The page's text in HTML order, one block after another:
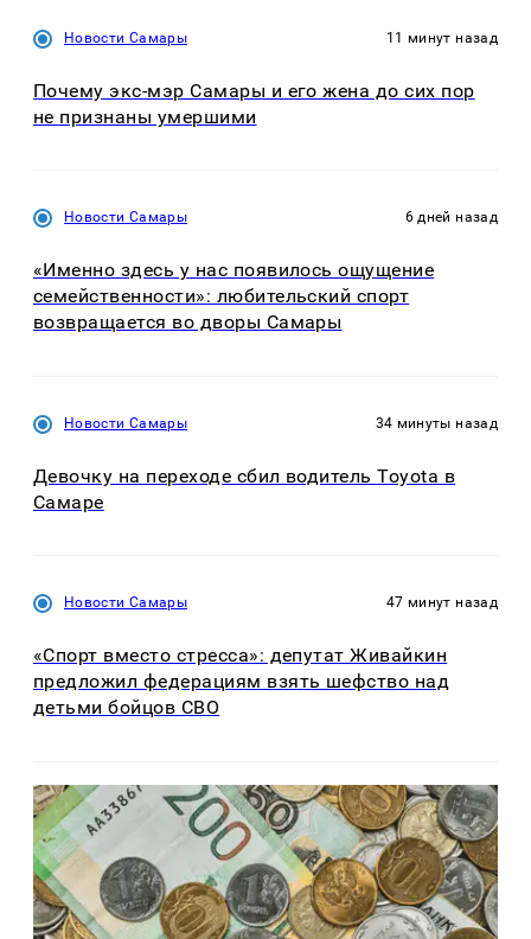
Новости Самары 11 минут назад
Почему экс-мэр Самары и его жена до сих пор
не признаны умершими
Новости Самары 6 дней назад
«Именно здесь у нас появилось ощущение
семейственности»: любительский спорт
возвращается во дворы Самары
Новости Самары 34 минуты назад
Девочку на переходе сбил водитель Toyota в
Самаре
Новости Самары 47 минут назад
«Спорт вместо стресса»: депутат Живайкин
предложил федерациям взять шефство над
детьми бойцов СВО